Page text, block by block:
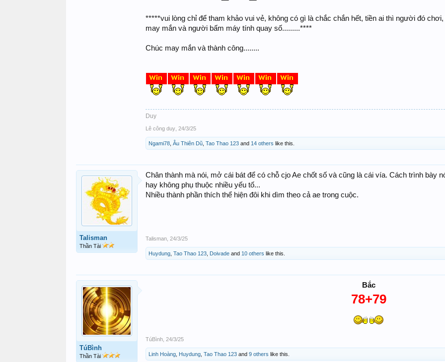
*****vui lòng chỉ để tham khảo vui vẻ, không có gì là chắc chắn hết, tiền ai thì người đó
may mắn và người bấm máy tính quay số.........****
Chúc may mắn và thành công........
Duy
Lê công duy 24/3/25
Ngami78 Âu Thiên Dũ Tao Thao 123 and 14 others like this.
Talisman
Thần Tài
Chân thành mà nói, mở cái bát để có chỗ cjo Ae chốt số và cũng là cái vía. Cách trình bày
hay không phụ thuộc nhiều yếu tố...
Nhiều thành phần thích thể hiện đôi khi dìm theo cả ae trong cuộc.
Talisman 24/3/25
Huydung Tao Thao 123 Doivade and 10 others like this.
TúBình
Thần Tài
Bắc
78+79
TúBình 24/3/25
Linh Hoàng Huydung Tao Thao 123 and 9 others like this.